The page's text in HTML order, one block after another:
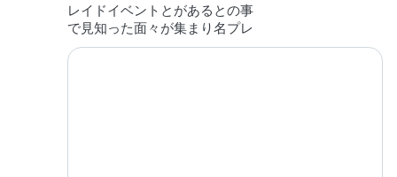
レイドイベントとがあるとの事
で見知った面々が集まり名プレ